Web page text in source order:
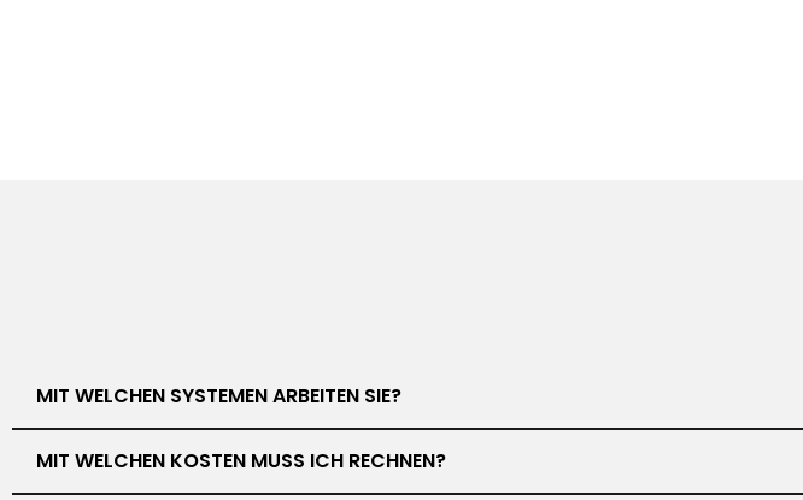
MIT WELCHEN SYSTEMEN ARBEITEN SIE?
MIT WELCHEN KOSTEN MUSS ICH RECHNEN?